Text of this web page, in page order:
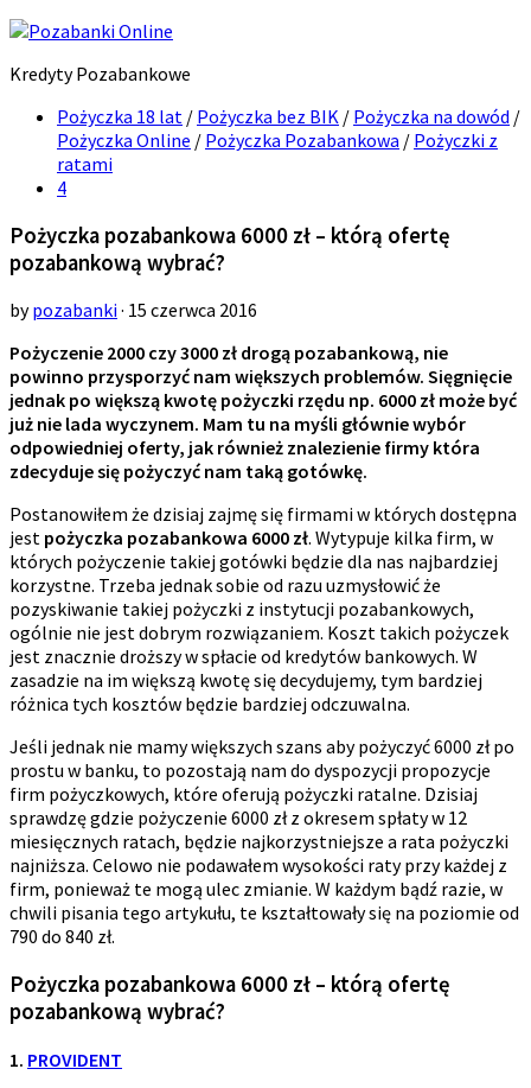
Kredyty Pozabankowe
Pożyczka 18 lat / Pożyczka bez BIK / Pożyczka na dowód /
Pożyczka Online / Pożyczka Pozabankowa / Pożyczki z
ratami
4
Pożyczka pozabankowa 6000 zł – którą ofertę
pozabankową wybrać?
bypozabanki· 15 czerwca 2016
Pożyczenie 2000 czy 3000 zł drogą pozabankową, nie
powinno przysporzyć nam większych problemów. Sięgnięcie
jednak po większą kwotę pożyczki rzędu np. 6000 zł może być
już nie lada wyczynem. Mam tu na myśli głównie wybór
odpowiedniej oferty, jak również znalezienie firmy która
zdecyduje się pożyczyć nam taką gotówkę.
Postanowiłem że dzisiaj zajmę się firmami w których dostępna
jest pożyczka pozabankowa 6000 zł. Wytypuje kilka firm, w
których pożyczenie takiej gotówki będzie dla nas najbardziej
korzystne. Trzeba jednak sobie od razu uzmysłowić że
pozyskiwanie takiej pożyczki z instytucji pozabankowych,
ogólnie nie jest dobrym rozwiązaniem. Koszt takich pożyczek
jest znacznie droższy w spłacie od kredytów bankowych. W
zasadzie na im większą kwotę się decydujemy, tym bardziej
różnica tych kosztów będzie bardziej odczuwalna.
Jeśli jednak nie mamy większych szans aby pożyczyć 6000 zł po
prostu w banku, to pozostają nam do dyspozycji propozycje
firm pożyczkowych, które oferują pożyczki ratalne. Dzisiaj
sprawdzę gdzie pożyczenie 6000 zł z okresem spłaty w 12
miesięcznych ratach, będzie najkorzystniejsze a rata pożyczki
najniższa. Celowo nie podawałem wysokości raty przy każdej z
firm, ponieważ te mogą ulec zmianie. W każdym bądź razie, w
chwili pisania tego artykułu, te kształtowały się na poziomie od
790 do 840 zł.
Pożyczka pozabankowa 6000 zł – którą ofertę
pozabankową wybrać?
1. PROVIDENT